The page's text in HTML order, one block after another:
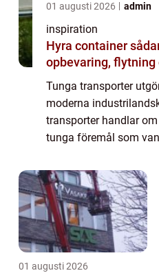
01 augusti 2026 admin
inspiration
Hyra container sådan får du styr på
opbevaring,
Tunga transporter
moderna
transporter handlar
tunga föremål som
specialiserad
01 augusti 2026